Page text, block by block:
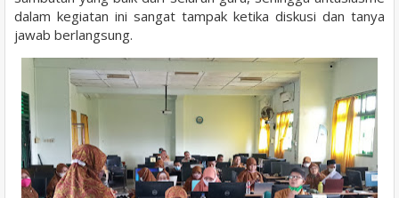
dalam kegiatan ini sangat tampak ketika diskusi dan tanya
jawab berlangsung.